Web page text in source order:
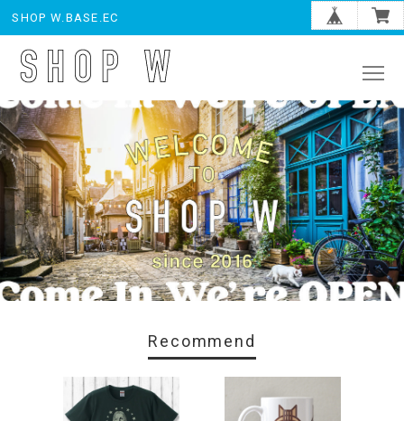
SHOP W.BASE.EC
Recommend